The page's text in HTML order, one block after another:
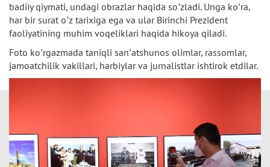
badiiy qiymati, undagi obrazlar haqida soʼzladi. Unga koʼra,
har bir surat oʼz tarixiga ega va ular Birinchi Prezident
faoliyatining muhim voqeliklari haqida hikoya qiladi.
Foto koʼrgazmada taniqli sanʼatshunos olimlar, rassomlar,
jamoatchilik vakillari, harbiylar va jurnalistlar ishtirok etdilar.